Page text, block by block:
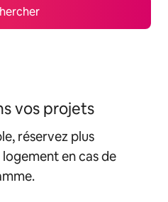
vos projets
réservez plus
en cas de